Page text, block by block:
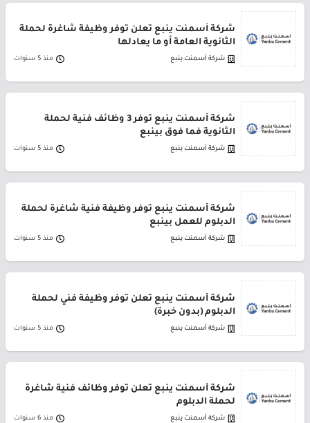
شركة أسمنت ينبع تعلن توفر وظيفة شاغرة لحملة
الثانوية العامة أو ما يعادلها
شركة أسمنت ينبع منذ 5 سنوات
شركة أسمنت ينبع توفر 3 وظائف فنية لحملة
الثانوية فما فوق بينبع
شركة أسمنت ينبع منذ 5 سنوات
شركة أسمنت ينبع توفر وظيفة فنية شاغرة لحملة
الدبلوم للعمل بينبع
شركة أسمنت ينبع منذ 5 سنوات
شركة أسمنت ينبع تعلن توفر وظيفة فني لحملة
الدبلوم (بدون خبرة)
شركة أسمنت ينبع منذ 5 سنوات
شركة أسمنت ينبع تعلن توفر وظائف فنية شاغرة
لحملة الدبلوم
شركة أسمنت ينبع منذ 6 سنوات